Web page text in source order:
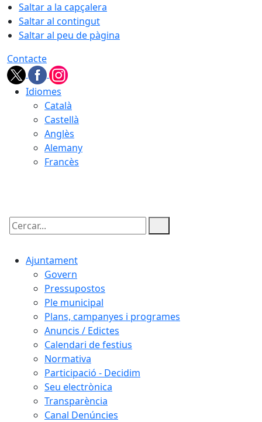
Saltar a la capçalera
Saltar al contingut
Saltar al peu de pàgina
Contacte
Idiomes
Català
Castellà
Anglès
Alemany
Francès
Cercar:
Ajuntament
Govern
Pressupostos
Ple municipal
Plans, campanyes i programes
Anuncis / Edictes
Calendari de festius
Normativa
Participació - Decidim
Seu electrònica
Transparència
Canal Denúncies